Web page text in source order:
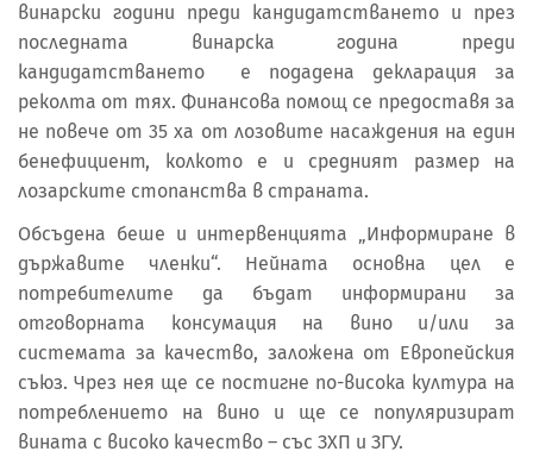
винарски години преди кандидатстването и през
последната винарска година преди
кандидатстването е подадена декларация за
реколта от тях. Финансова помощ се предоставя за
не повече от 35 ха от лозовите насаждения на един
бенефициент, колкото е и средният размер на
лозарските стопанства в страната.
Обсъдена беше и интервенцията „Информиране в
държавите членки“. Нейната основна цел е
потребителите да бъдат информирани за
отговорната консумация на вино и/или за
системата за качество, заложена от Европейския
съюз. Чрез нея ще се постигне по-висока култура на
потреблението на вино и ще се популяризират
вината с високо качество – със ЗХП и ЗГУ.